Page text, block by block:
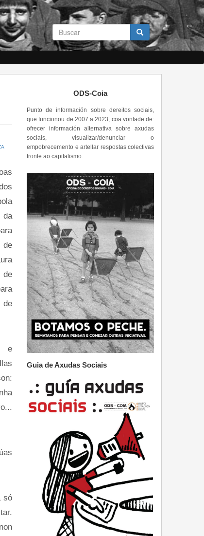
Formulario
de
busca
Buscar
de
de
e
só
ODS-Coia
Punto de información sobre dereitos sociais,
que funcionou de 2007 a 2023, coa vontade de:
ofrecer información alternativa sobre axudas
sociais, visualizar/denunciar o
empobrecemento e artellar respostas colectivas
fronte ao capitalismo.
Guia de Axudas Sociais